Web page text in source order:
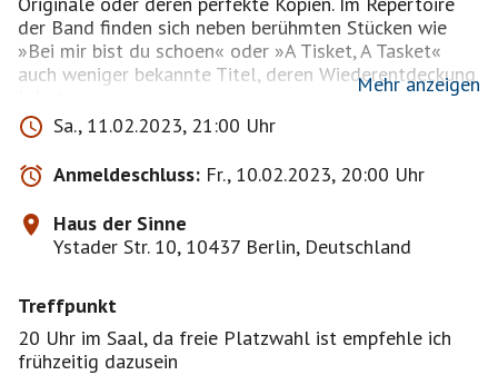
der Band finden sich neben berühmten Stücken wie
»Bei mir bist du schoen« oder »A Tisket, A Tasket«
auch weniger bekannte Titel, deren Wiederentdeckung
Mehrere Alben haben The Swingin’ Hermlins in der
Zwischenzeit produziert und einige hundert Konzerte
gespielt. Über diese Konzerte und diese Zeit im
Ausnahmezustand berichtete u. a. die New York Times,
der Guardian, die Los Angeles Times, das Forbes
Magazin oder auch das ZDF heute-journal. Jetzt wird
Let’s swing and dance into the night!
Dresscode (aber kein Muss): schicke Abendgarderobe!
Mehr anzeigen
Sa., 11.02.2023, 21:00 Uhr
Anmeldeschluss: Fr., 10.02.2023, 20:00 Uhr
Haus der Sinne
Ystader Str. 10, 10437 Berlin, Deutschland
Treffpunkt
20 Uhr im Saal, da freie Platzwahl ist empfehle ich
frühzeitig dazusein